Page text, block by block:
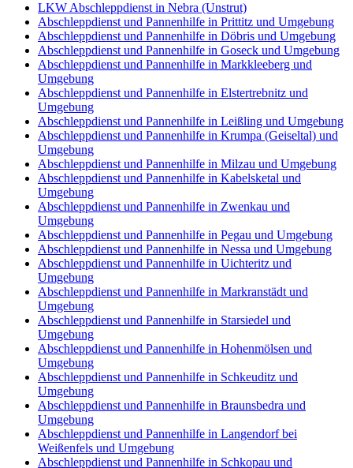
LKW Abschleppdienst in Nebra (Unstrut)
Abschleppdienst und Pannenhilfe in Prittitz und Umgebung
Abschleppdienst und Pannenhilfe in Döbris und Umgebung
Abschleppdienst und Pannenhilfe in Goseck und Umgebung
Abschleppdienst und Pannenhilfe in Markkleeberg und
Umgebung
Abschleppdienst und Pannenhilfe in Elstertrebnitz und
Umgebung
Abschleppdienst und Pannenhilfe in Leißling und Umgebung
Abschleppdienst und Pannenhilfe in Krumpa (Geiseltal) und
Umgebung
Abschleppdienst und Pannenhilfe in Milzau und Umgebung
Abschleppdienst und Pannenhilfe in Kabelsketal und
Umgebung
Abschleppdienst und Pannenhilfe in Zwenkau und
Umgebung
Abschleppdienst und Pannenhilfe in Pegau und Umgebung
Abschleppdienst und Pannenhilfe in Nessa und Umgebung
Abschleppdienst und Pannenhilfe in Uichteritz und
Umgebung
Abschleppdienst und Pannenhilfe in Markranstädt und
Umgebung
Abschleppdienst und Pannenhilfe in Starsiedel und
Umgebung
Abschleppdienst und Pannenhilfe in Hohenmölsen und
Umgebung
Abschleppdienst und Pannenhilfe in Schkeuditz und
Umgebung
Abschleppdienst und Pannenhilfe in Braunsbedra und
Umgebung
Abschleppdienst und Pannenhilfe in Langendorf bei
Weißenfels und Umgebung
Abschleppdienst und Pannenhilfe in Schkopau und